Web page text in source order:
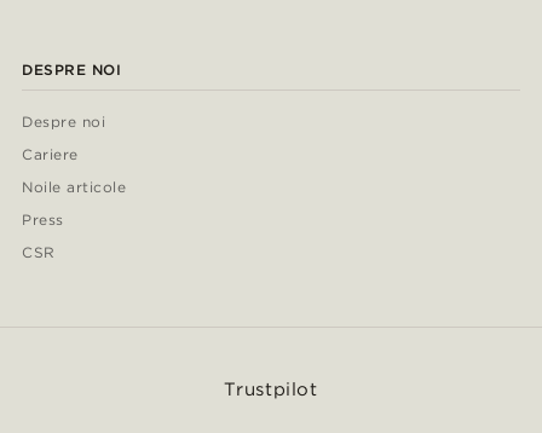
DESPRE NOI
Despre noi
Cariere
Noile articole
Press
CSR
Trustpilot